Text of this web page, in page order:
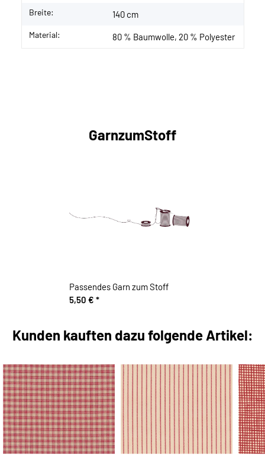
Breite: 140 cm
Material: 80 % Baumwolle, 20 % Polyester
GarnzumStoff
Passendes Garn zum Stoff
5,50 € *
Kunden kauften dazu folgende Artikel: